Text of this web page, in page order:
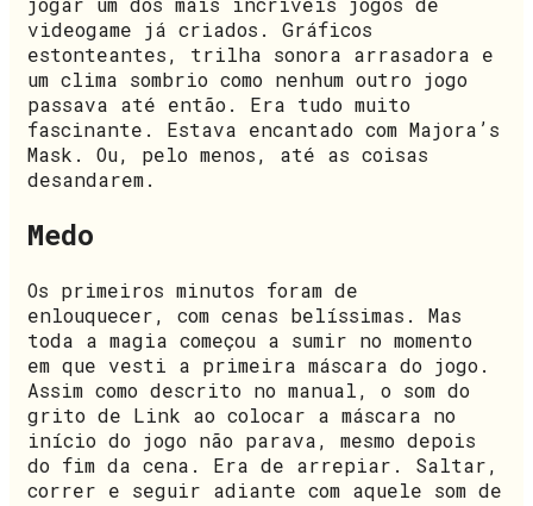
videogame já criados. Gráficos
estonteantes, trilha sonora arrasadora e
um clima sombrio como nenhum outro jogo
passava até então. Era tudo muito
fascinante. Estava encantado com Majora’s
Mask. Ou, pelo menos, até as coisas
desandarem.
Medo
Os primeiros minutos foram de
enlouquecer, com cenas belíssimas. Mas
toda a magia começou a sumir no momento
em que vesti a primeira máscara do jogo.
Assim como descrito no manual, o som do
grito de Link ao colocar a máscara no
início do jogo não parava, mesmo depois
do fim da cena. Era de arrepiar. Saltar,
correr e seguir adiante com aquele som de